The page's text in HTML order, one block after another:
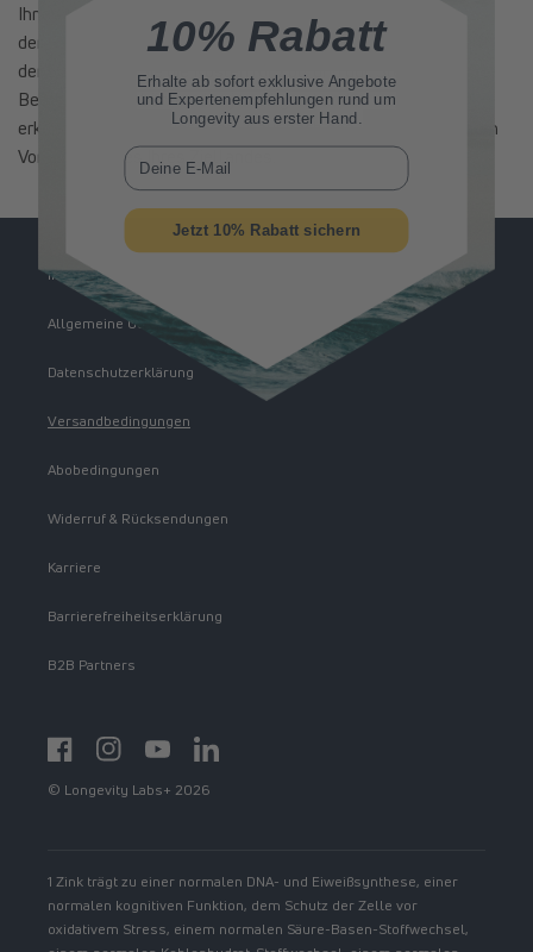
Ihnen nach Auswahl des jeweiligen Ziellandes vor Abschluss
der Bestellung aufgeschlüsselt. Bei Bestellungen außerhalb
der EU müssen Sie die Kosten für Zoll und ggf. Steuern bzw.
Bearbeitungsgebühren des jeweiligen Landes tragen. Bitte
erkundigen Sie sich vor Ihrem Kauf nach den jeweiligen lokalen
Vorschriften des Ihres Ziellandes.
Impressum
Allgemeine Geschäftsbedingungen
Datenschutzerklärung
Versandbedingungen
Abobedingungen
Widerruf & Rücksendungen
Karriere
Barrierefreiheitserklärung
B2B Partners
FacebookInstagramYouTubehttps://www.linkedin.com/showcase/
© Longevity Labs+ 2026
1 Zink trägt zu einer normalen DNA- und Eiweißsynthese, einer
normalen kognitiven Funktion, dem Schutz der Zelle vor
oxidativem Stress, einem normalen Säure-Basen-Stoffwechsel,
10% Rabatt
Erhalte ab sofortexklusive Angebote
und Expertenempfehlungen rund um
Longevity aus erster Hand.
E-Mail
Jetzt 10% Rabatt sichern